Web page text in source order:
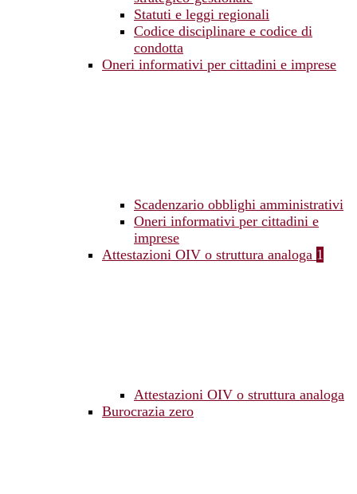
Statuti e leggi regionali
Codice disciplinare e codice di
condotta
Oneri informativi per cittadini e imprese
Scadenzario obblighi amministrativi
Oneri informativi per cittadini e
imprese
Attestazioni OIV o struttura analoga 1
Attestazioni OIV o struttura analoga
Burocrazia zero